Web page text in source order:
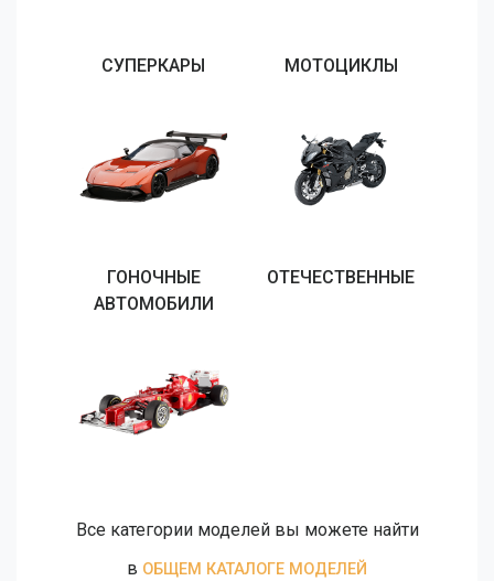
СУПЕРКАРЫ МОТОЦИКЛЫ
ГОНОЧНЫЕ
АВТОМОБИЛИ
ОТЕЧЕСТВЕННЫЕ
Все категории моделей вы можете найти
в ОБЩЕМ КАТАЛОГЕ МОДЕЛЕЙ